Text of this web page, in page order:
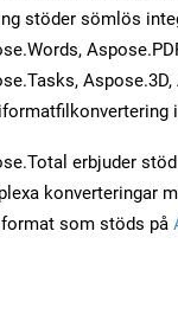
stöder sömlös
erbjuder
konverteringar
som stöds på